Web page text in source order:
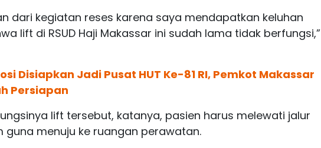
dari kegiatan reses karena saya mendapatkan keluhan
lift di RSUD Haji Makassar ini sudah lama tidak berfungsi,”
Disiapkan Jadi Pusat HUT Ke-81 RI, Pemkot Makassar
Persiapan
lift tersebut, katanya, pasien harus melewati jalur
guna menuju ke ruangan perawatan.